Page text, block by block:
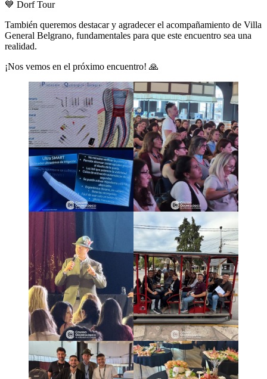
💙 Dorf Tour
También queremos destacar y agradecer el acompañamiento de Villa
General Belgrano, fundamentales para que este encuentro sea una
realidad.
¡Nos vemos en el próximo encuentro! 🙏